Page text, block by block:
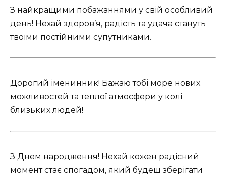
З найкращими побажаннями у свій особливий
день! Нехай здоров’я, радість та удача стануть
твоїми постійними супутниками.
Дорогий іменинник! Бажаю тобі море нових
можливостей та теплої атмосфери у колі
близьких людей!
З Днем народження! Нехай кожен радісний
момент стає спогадом, який будеш зберігати